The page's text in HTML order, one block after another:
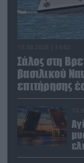
Σάλος στη
βασιλικού
επιτήρησης
απόρρητες